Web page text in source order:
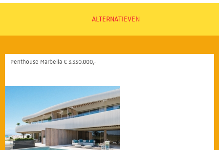
ALTERNATIEVEN
Penthouse Marbella € 3.350.000,-